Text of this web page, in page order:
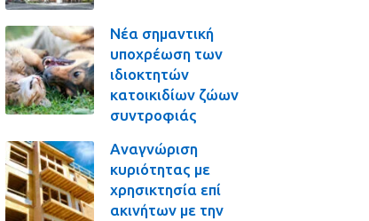
Νέα σημαντική
υποχρέωση των
ιδιοκτητών
κατοικιδίων ζώων
συντροφιάς
Αναγνώριση
κυριότητας με
χρησικτησία επί
ακινήτων με την